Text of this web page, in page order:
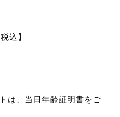
込】
は、当日年齢証明書をご